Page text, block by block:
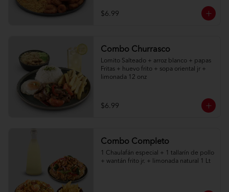
$6.99
Combo Churrasco
Lomito Salteado + arroz blanco + papas
Fritas + huevo frito + sopa oriental jr +
limonada 12 onz
$6.99
Combo Completo
1 Chaulafán especial + 1 tallarín de pollo
+ wantán frito jr. + limonada natural 1 Lt